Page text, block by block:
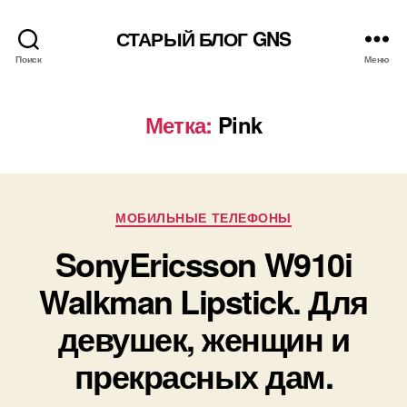
Поиск
СТАРЫЙ БЛОГ GNS
Меню
Метка: Pink
Рубрики
МОБИЛЬНЫЕ ТЕЛЕФОНЫ
SonyEricsson W910i
Walkman Lipstick. Для
девушек, женщин и
прекрасных дам.